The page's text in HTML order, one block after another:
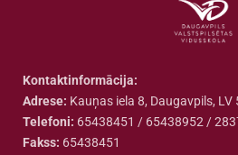
Kontaktinformācija:
Adrese: Kauņas iela 8, Daugavpils, LV
Telefoni: 65438451 / 65438952 /
Fakss: 65438451